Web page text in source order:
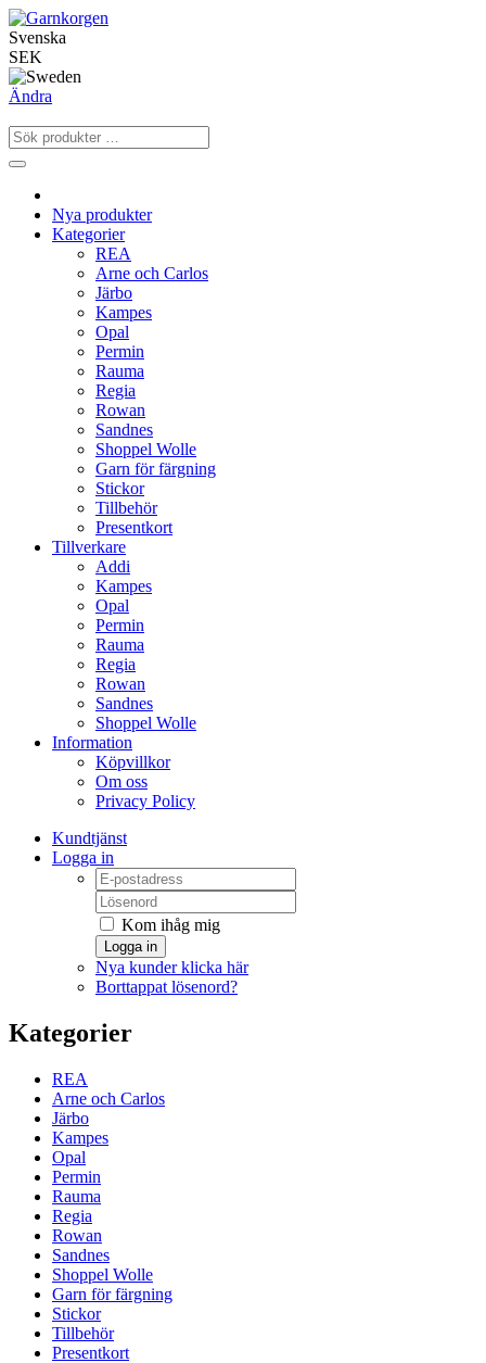
Svenska
SEK
Ändra
Nya produkter
Kategorier
REA
Arne och Carlos
Järbo
Kampes
Opal
Permin
Rauma
Regia
Rowan
Sandnes
Shoppel Wolle
Garn för färgning
Stickor
Tillbehör
Presentkort
Tillverkare
Addi
Kampes
Opal
Permin
Rauma
Regia
Rowan
Sandnes
Shoppel Wolle
Information
Köpvillkor
Om oss
Privacy Policy
Kundtjänst
Logga in
Kom ihåg mig
Logga in
Nya kunder klicka här
Borttappat lösenord?
Kategorier
REA
Arne och Carlos
Järbo
Kampes
Opal
Permin
Rauma
Regia
Rowan
Sandnes
Shoppel Wolle
Garn för färgning
Stickor
Tillbehör
Presentkort